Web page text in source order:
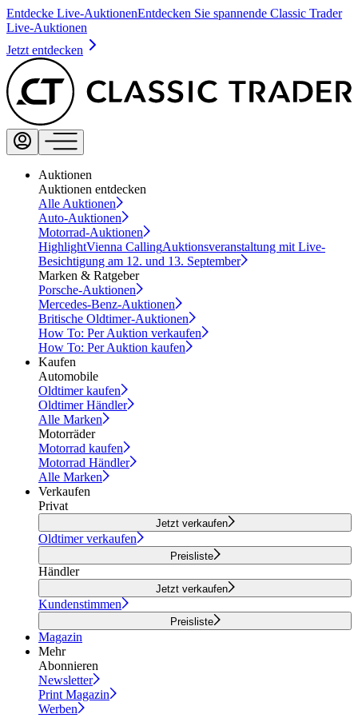
Entdecke Live-AuktionenEntdecken Sie spannende Classic Trader
Live-Auktionen
Jetzt entdecken
Auktionen
Auktionen entdecken
Alle Auktionen
Auto-Auktionen
Motorrad-Auktionen
HighlightVienna CallingAuktionsveranstaltung mit Live-
Besichtigung am 12. und 13. September
Marken & Ratgeber
Porsche-Auktionen
Mercedes-Benz-Auktionen
Britische Oldtimer-Auktionen
How To: Per Auktion verkaufen
How To: Per Auktion kaufen
Kaufen
Automobile
Oldtimer kaufen
Oldtimer Händler
Alle Marken
Motorräder
Motorrad kaufen
Motorrad Händler
Alle Marken
Verkaufen
Privat
Jetzt verkaufen
Oldtimer verkaufen
Preisliste
Händler
Jetzt verkaufen
Kundenstimmen
Preisliste
Magazin
Mehr
Abonnieren
Newsletter
Print Magazin
Werben